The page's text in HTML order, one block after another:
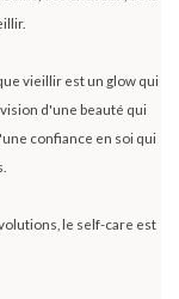
vieillir est un glow qui
d'une beauté qui
confiance en soi qui
le self-care est